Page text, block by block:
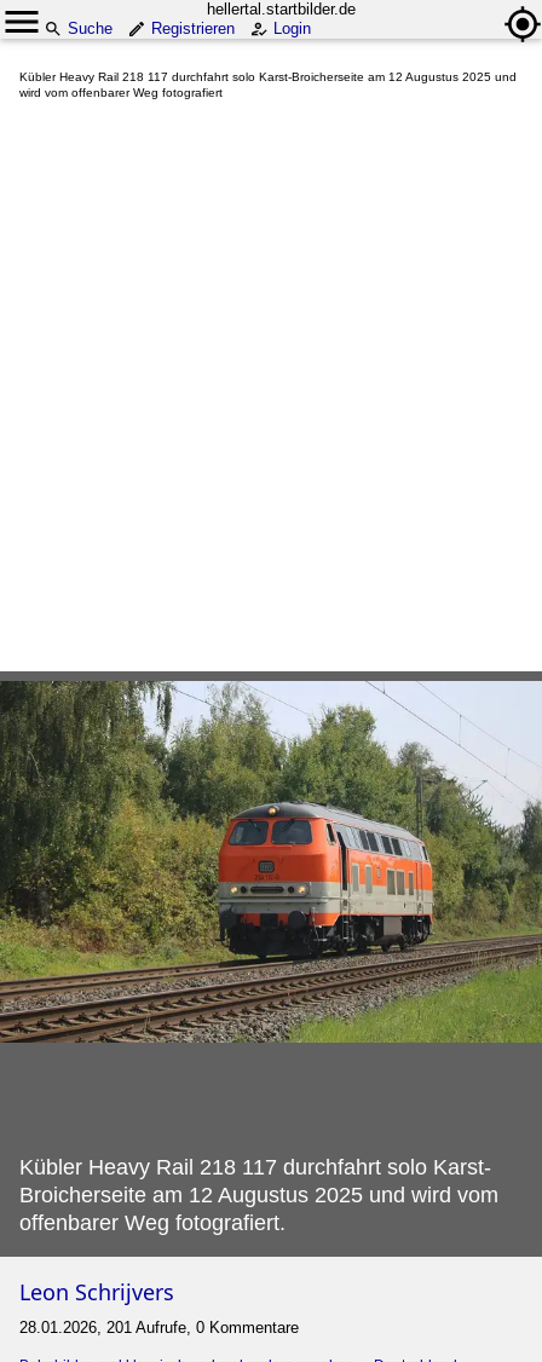
hellertal.startbilder.de
Suche
Registrieren Login
Kübler Heavy Rail 218 117 durchfahrt solo Karst-Broicherseite am 12 Augustus 2025 und
wird vom offenbarer Weg fotografiert
Kübler Heavy Rail 218 117 durchfahrt solo Karst-
Broicherseite am 12 Augustus 2025 und wird vom
offenbarer Weg fotografiert.
Leon Schrijvers
28.01.2026, 201 Aufrufe, 0 Kommentare